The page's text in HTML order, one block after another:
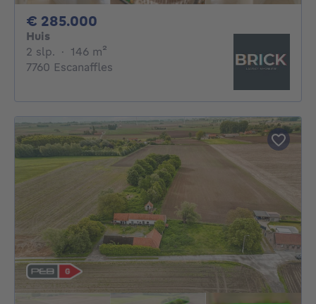
€ 285.000
Huis
2 slp. 2 slaapkamers
· 146 m²
7760 Escanaffles